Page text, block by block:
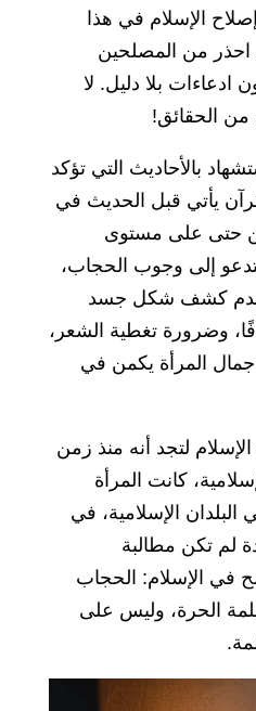
الإسلام في هذا
احذر من المصلحين
ادعاءات بلا دليل. لا
من الحقائق!
بالأحاديث التي تؤكد
يأتي قبل الحديث في
حتى على مستوى
تدعو إلى وجوب الحجاب،
عدم كشف شكل جسد
وضرورة تغطية الشعر،
المرأة يكمن في
لتجد أنه منذ زمن
كانت المرأة
الإسلامية، في
لم تكن مطالبة
في الإسلام: الحجاب
الحرة، وليس على